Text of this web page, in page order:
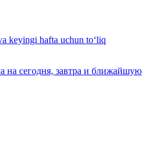
keyingi hafta uchun to‘liq
сегодня, завтра и ближайшую